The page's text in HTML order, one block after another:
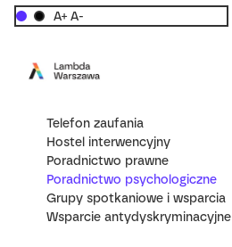
A+ A-
Telefon zaufania
Hostel interwencyjny
Poradnictwo prawne
Poradnictwo psychologiczne
Grupy spotkaniowe i wsparcia
Wsparcie antydyskryminacyjne